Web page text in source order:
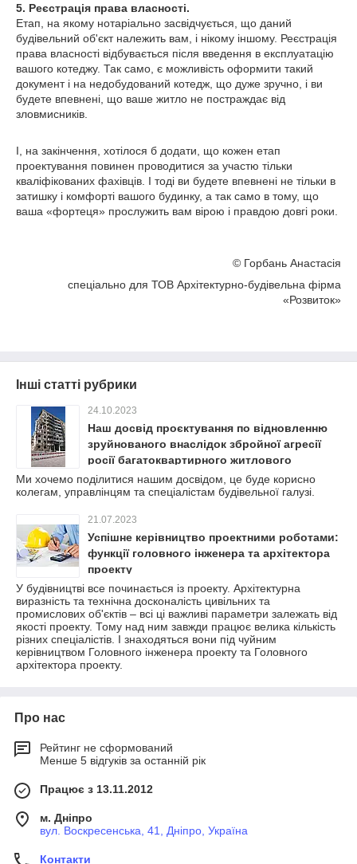
5. Реєстрація права власності.
Етап, на якому нотаріально засвідчується, що даний
будівельний об'єкт належить вам, і нікому іншому. Реєстрація
права власності відбувається після введення в експлуатацію
вашого котеджу. Так само, є можливість оформити такий
документ і на недобудований котедж, що дуже зручно, і ви
будете впевнені, що ваше житло не постраждає від
зловмисників.
І, на закінчення, хотілося б додати, що кожен етап
проектування повинен проводитися за участю тільки
кваліфікованих фахівців. І тоді ви будете впевнені не тільки в
затишку і комфорті вашого будинку, а так само в тому, що
ваша «фортеця» прослужить вам вірою і правдою довгі роки.
© Горбань Анастасія
спеціально для ТОВ Архітектурно-будівельна фірма
«Розвиток»
Інші статті рубрики
24.10.2023
Наш досвід проєктування по відновленню
зруйнованого внаслідок збройної агресії
росії багатоквартирного житлового
будинку.
Ми хочемо поділитися нашим досвідом, це буде корисно
колегам, управлінцям та спеціалістам будівельної галузі.
21.07.2023
Успішне керівництво проектними роботами:
функції головного інженера та архітектора
проекту
У будівництві все починається із проекту. Архітектурна
виразність та технічна досконалість цивільних та
промислових об'єктів – всі ці важливі параметри залежать від
якості проекту. Тому над ним завжди працює велика кількість
різних спеціалістів. І знаходяться вони під чуйним
керівництвом Головного інженера проекту та Головного
архітектора проекту.
Про нас
Рейтинг не сформований
Менше 5 відгуків за останній рік
Працює з 13.11.2012
м. Дніпро
вул. Воскресенська, 41, Дніпро, Україна
Контакти